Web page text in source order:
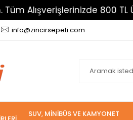
800 TL Üzeri
info@zincirsepeti.com
SUV, MİNİBÜS VE KAMYONET